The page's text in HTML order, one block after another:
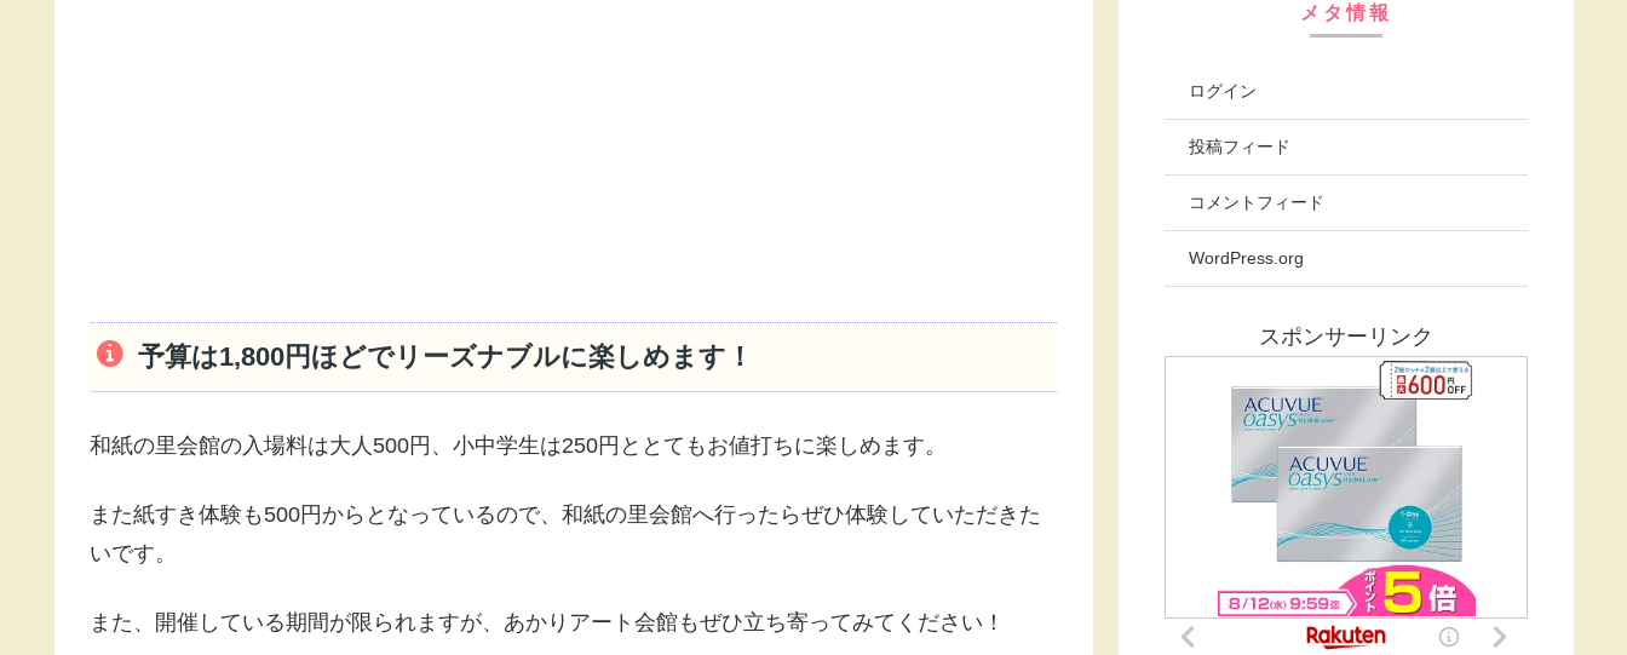
予算は1,800円ほどでリーズナブルに楽しめます！
和紙の里会館の入場料は大人500円、小中学生は250円ととてもお値打ちに楽しめます。
また紙すき体験も500円からとなっているので、和紙の里会館へ行ったらぜひ体験していただきた
いです。
また、開催している期間が限られますが、あかりアート会館もぜひ立ち寄ってみてください！
メタ情報
ログイン
投稿フィード
コメントフィード
WordPress.org
スポンサーリンク